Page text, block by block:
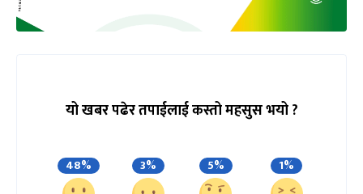
यो खबर पढेर तपाईलाई कस्तो महसुस भयो ?
48% 3% 5% 1%